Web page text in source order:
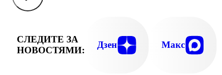
СЛЕДИТЕ ЗА
НОВОСТЯМИ:
Дзен Макс